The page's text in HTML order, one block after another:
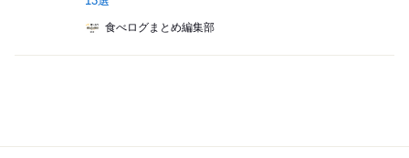
食べログまとめ編集部